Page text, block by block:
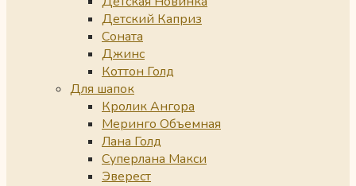
Детский Каприз
Соната
Джинс
Коттон Голд
Для шапок
Кролик Ангора
Меринго Объемная
Лана Голд
Суперлана Макси
Эверест